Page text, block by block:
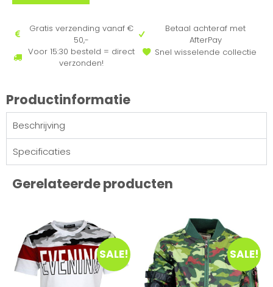
Gratis verzending vanaf €
50,-
Voor 15:30 besteld = direct
verzonden!
Betaal achteraf met
AfterPay
Snel wisselende collectie
Productinformatie
Beschrijving
Specificaties
Gerelateerde producten
SALE! SALE!